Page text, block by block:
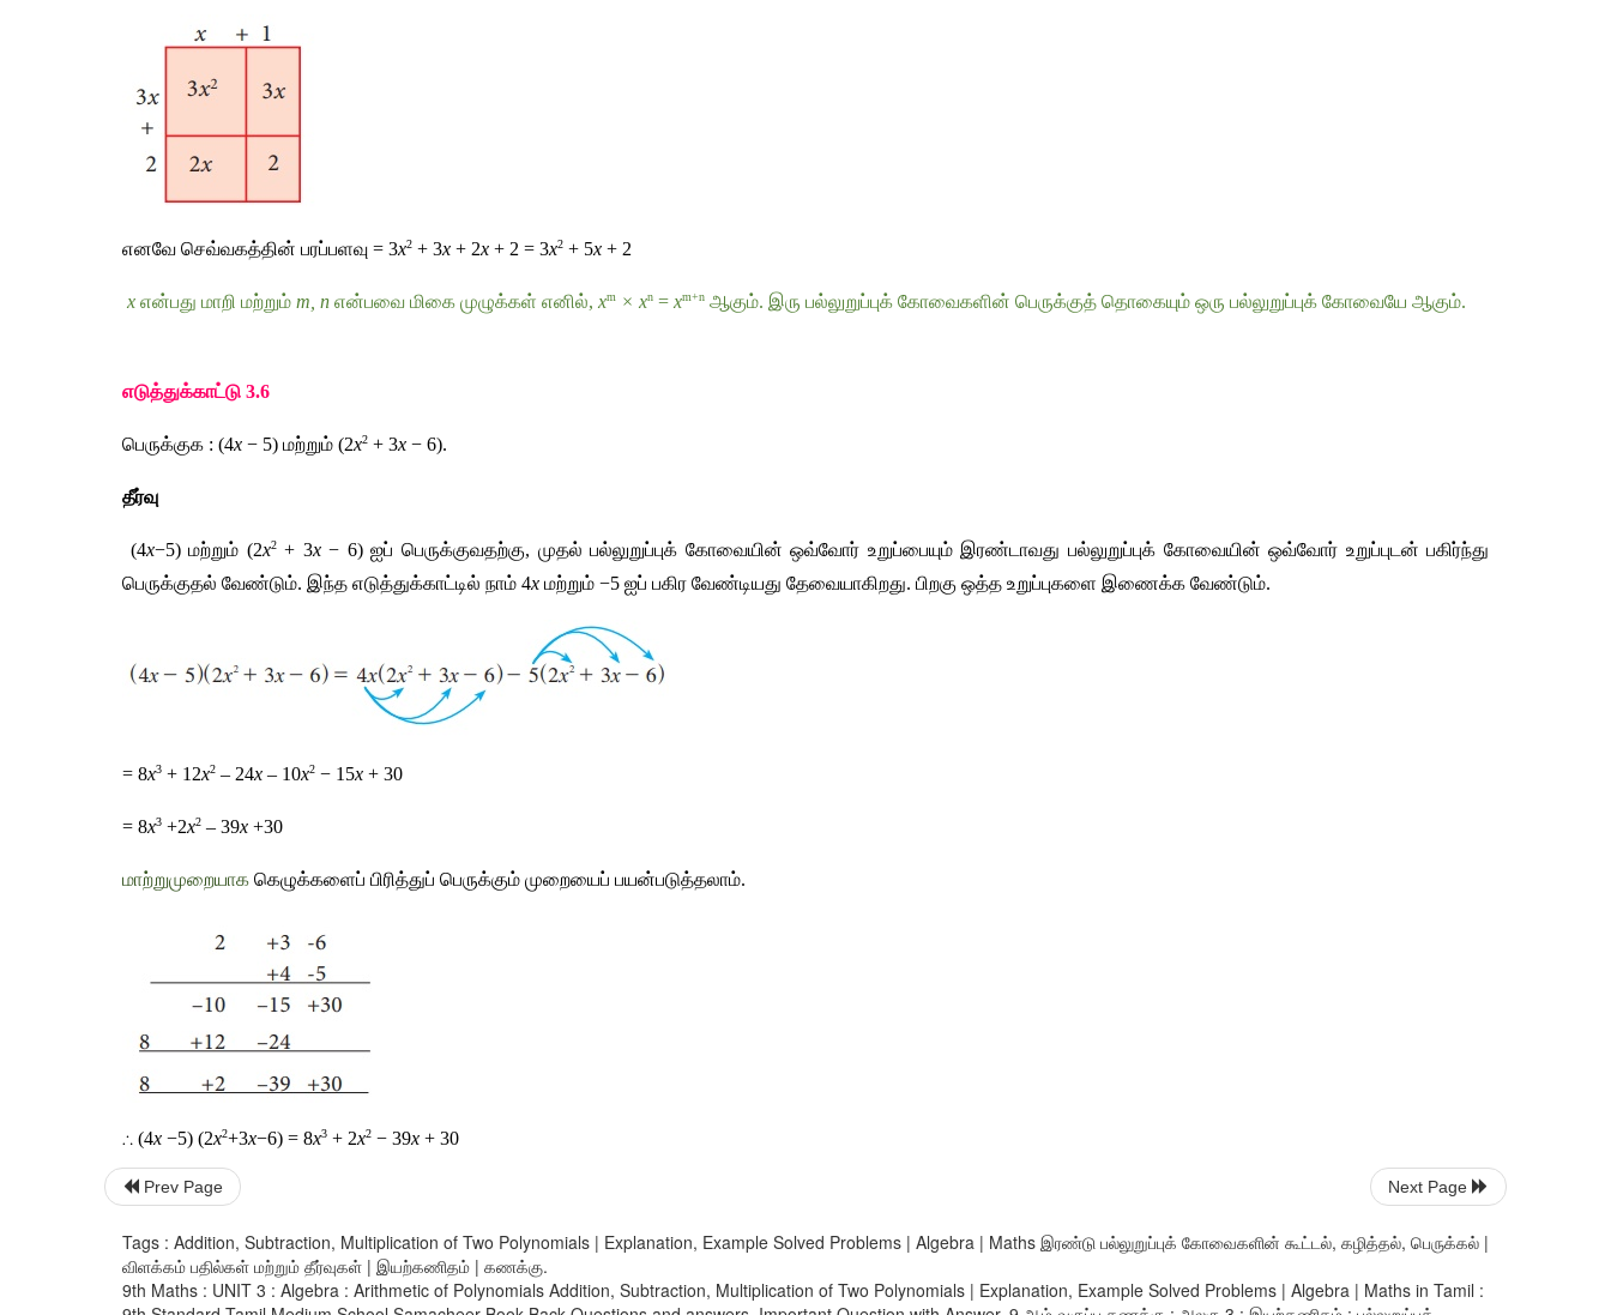
எனவே செவ்வகத்தின் பரப்பளவு = 3x2 + 3x + 2x + 2 = 3x2 + 5x + 2
x என்பது மாறி மற்றும் m, n என்பவை மிகை முழுக்கள் எனில், xm × xn = xm+n ஆகும். இரு பல்லுறுப்புக் கோவைகளின் பெருக்குத் தொகையும் ஒரு பல்லுறுப்புக் கோவையே ஆகும்.
எடுத்துக்காட்டு 3.6
பெருக்குக : (4x − 5) மற்றும் (2x2 + 3x − 6).
தீர்வு
(4x−5) மற்றும் (2x2 + 3x − 6) ஐப் பெருக்குவதற்கு, முதல் பல்லுறுப்புக் கோவையின் ஒவ்வோர் உறுப்பையும் இரண்டாவது பல்லுறுப்புக் கோவையின் ஒவ்வோர் உறுப்புடன் பகிர்ந்து
பெருக்குதல் வேண்டும். இந்த எடுத்துக்காட்டில் நாம் 4x மற்றும் −5 ஐப் பகிர வேண்டியது தேவையாகிறது. பிறகு ஒத்த உறுப்புகளை இணைக்க வேண்டும்.
= 8x3 + 12x2 – 24x – 10x2 − 15x + 30
= 8x3 +2x2 – 39x +30
மாற்றுமுறையாக கெழுக்களைப் பிரித்துப் பெருக்கும் முறையைப் பயன்படுத்தலாம்.
∴ (4x −5) (2x2+3x−6) = 8x3 + 2x2 − 39x + 30
Prev Page Next Page
Tags : Addition, Subtraction, Multiplication of Two Polynomials | Explanation, Example Solved Problems | Algebra | Maths இரண்டு பல்லுறுப்புக் கோவைகளின் கூட்டல், கழித்தல், பெருக்கல் |
விளக்கம் பதில்கள் மற்றும் தீர்வுகள் | இயற்கணிதம் | கணக்கு.
9th Maths : UNIT 3 : Algebra : Arithmetic of Polynomials Addition, Subtraction, Multiplication of Two Polynomials | Explanation, Example Solved Problems | Algebra | Maths in Tamil :